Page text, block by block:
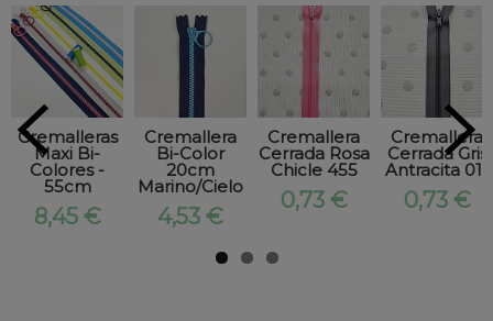
Cremalleras
Maxi Bi-
Colores -
55cm
8,45 €
Cremallera
Bi-Color
20cm
Marino/Cielo
4,53 €
Cremallera
Cerrada Rosa
Chicle 455
0,73 €
Cremallera
Cerrada Gris
Antracita 011
0,73 €